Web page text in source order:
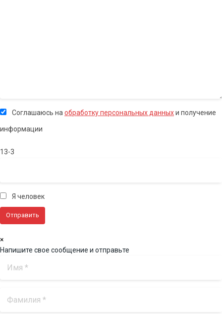
Соглашаюсь на обработку персональных данныхи получение
информации
13-3
Я человек
×
Напишите свое сообщение и отправьте